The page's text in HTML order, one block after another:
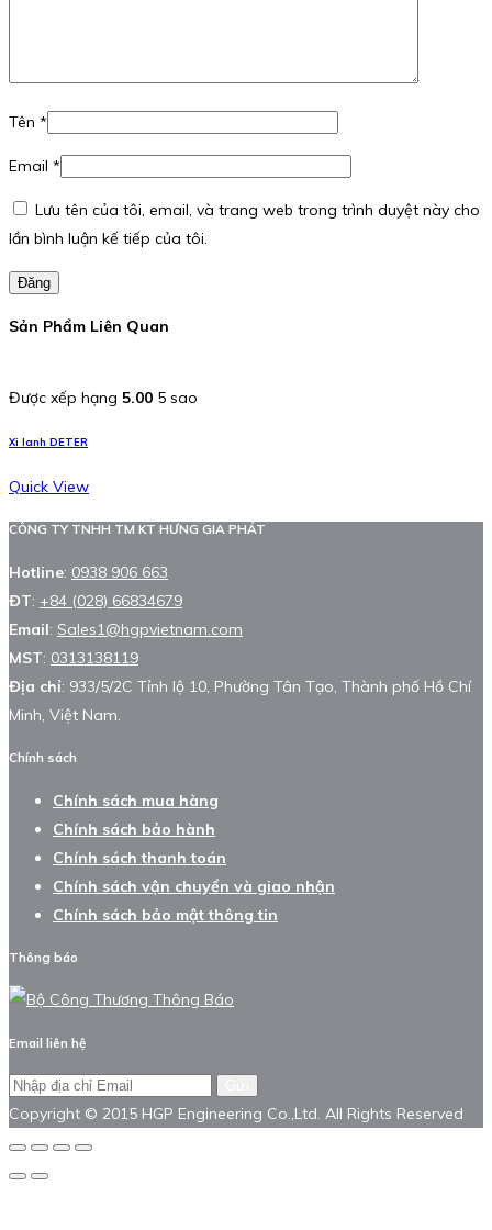
Tên *
Email *
Lưu tên của tôi, email, và trang web trong trình duyệt này cho
lần bình luận kế tiếp của tôi.
Đăng
Sản Phẩm Liên Quan
Được xếp hạng 5.00 5 sao
Xi lanh DETER
Quick View
CÔNG TY TNHH TM KT HƯNG GIA PHÁT
Hotline: 0938 906 663
ĐT: +84 (028) 66834679
Email: Sales1@hgpvietnam.com
MST: 0313138119
Địa chỉ: 933/5/2C Tỉnh lộ 10, Phường Tân Tạo, Thành phố Hồ Chí
Minh, Việt Nam.
Chính sách
Chính sách mua hàng
Chính sách bảo hành
Chính sách thanh toán
Chính sách vận chuyển và giao nhận
Chính sách bảo mật thông tin
Thông báo
Email liên hệ
Copyright © 2015 HGP Engineering Co.,Ltd. All Rights Reserved